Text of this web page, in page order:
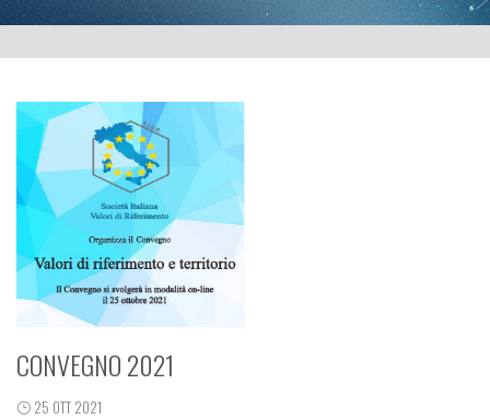
CONVEGNO 2021
25 OTT 2021